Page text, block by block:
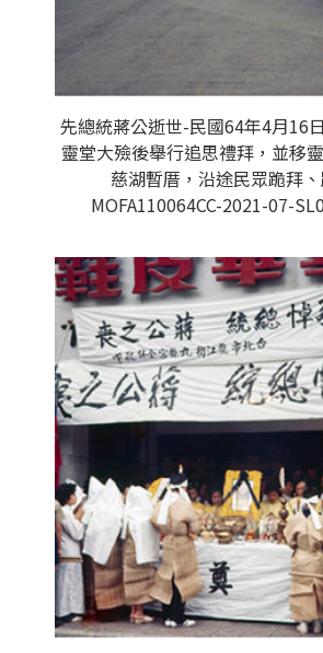
先總統蔣公逝世-民國64年4月16
靈堂大殮後舉行追思禮拜，並移
慈湖暫厝，沿途民眾跪拜
MOFA110064CC-2021-07-